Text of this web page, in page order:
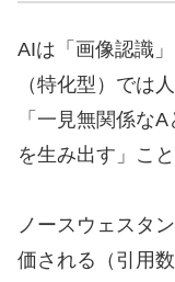
AIは「画像認識
（特化型）では
「一見無関係な
を生み出す」こ
ノースウェスタ
価される（引用